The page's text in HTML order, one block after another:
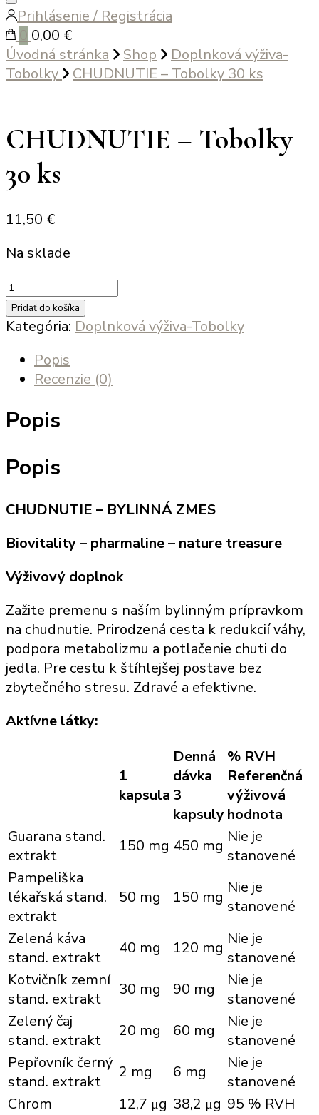
Zatvoriť
vyhľadávanie
Prihlásenie / Registrácia
0,00 €
Úvodná stránka
Shop
Doplnková výživa-
Tobolky
CHUDNUTIE – Tobolky 30 ks
CHUDNUTIE – Tobolky
30 ks
11,50 €
Na sklade
množstvo
CHUDNUTIE
-
30
Pridať do košíka
Kategória: Doplnková výživa-Tobolky
Popis
Recenzie (0)
Popis
Popis
CHUDNUTIE – BYLINNÁ ZMES
Biovitality – pharmaline – nature treasure
Výživový doplnok
Zažite premenu s naším bylinným prípravkom
na chudnutie. Prirodzená cesta k redukcií váhy,
podpora metabolizmu a potlačenie chuti do
jedla. Pre cestu k štíhlejšej postave bez
zbytečného stresu. Zdravé a efektivne.
Aktívne látky:
1
kapsula
Denná
dávka
3
kapsuly
% RVH
Referenčná
výživová
hodnota
Guarana stand.
extrakt
150 mg 450 mg Nie je
stanovené
Pampeliška
lékařská stand.
extrakt
50 mg 150 mg
Nie je
stanovené
Zelená káva
stand. extrakt
40 mg 120 mg Nie je
stanovené
Kotvičník zemní
stand. extrakt
30 mg 90 mg
Nie je
stanovené
Zelený čaj
stand. extrakt
20 mg 60 mg
Nie je
stanovené
Pepřovník černý
stand. extrakt
2 mg 6 mg
Nie je
stanovené
Chrom
12,7 μg 38,2 μg 95 % RVH